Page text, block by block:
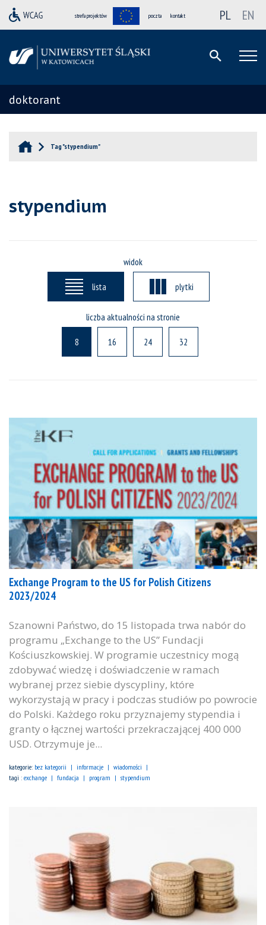
strefa projektów poczta kontakt PL EN
doktorant
Tag "stypendium"
stypendium
widok
lista plytki
liczba aktualności na stronie
8 16 24 32
Exchange Program to the US for Polish Citizens
2023/2024
Szanowni Państwo, do 15 listopada trwa nabór do
programu „Exchange to the US” Fundacji
Kościuszkowskiej. W programie uczestnicy mogą
zdobywać wiedzę i doświadczenie w ramach
wybranej przez siebie dyscypliny, które
wykorzystają w pracy i podczas studiów po powrocie
do Polski. Każdego roku przyznajemy stypendia i
granty o łącznej wartości przekraczającej 400 000
USD. Otrzymuje je...
kategorie: bez kategorii informacje
wiadomości
tagi : exchange fundacja program stypendium